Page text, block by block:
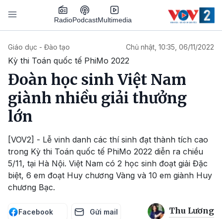
Nhảy đến nội dung
RadioPodcastMultimedia
Giáo dục - Đào tạo Chủ nhật, 10:35, 06/11/2022
Kỳ thi Toán quốc tế PhiMo 2022
Đoàn học sinh Việt Nam
giành nhiều giải thưởng
lớn
[VOV2] - Lễ vinh danh các thí sinh đạt thành tích cao
trong Kỳ thi Toán quốc tế PhiMo 2022 diễn ra chiều
5/11, tại Hà Nội. Việt Nam có 2 học sinh đoạt giải Đặc
biệt, 6 em đoạt Huy chương Vàng và 10 em giành Huy
chương Bạc.
Facebook Gửi mail Thu Lương